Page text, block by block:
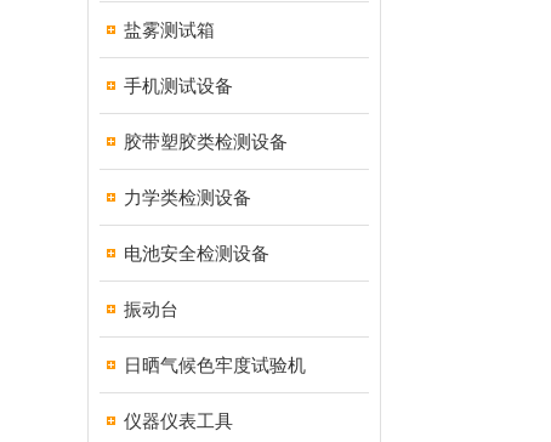
盐雾测试箱
手机测试设备
胶带塑胶类检测设备
力学类检测设备
电池安全检测设备
振动台
日晒气候色牢度试验机
仪器仪表工具